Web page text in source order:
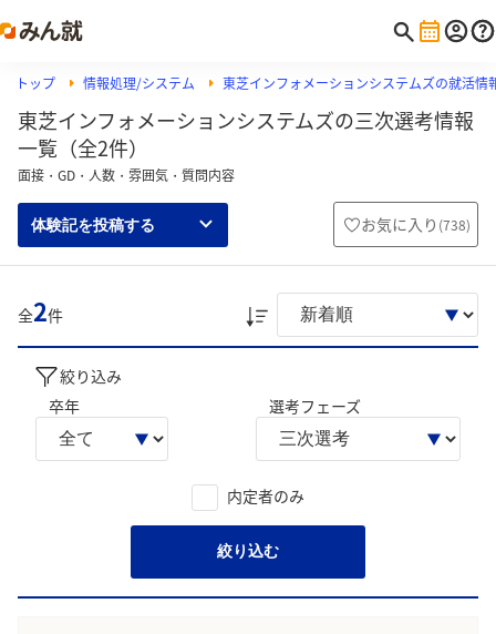
トップ 情報処理/システム 東芝インフォメーションシステムズの就活情
東芝インフォメーションシステムズの三次選考情報
一覧（全2件）
面接・GD・人数・雰囲気・質問内容
体験記を投稿する お気に入り (738)
全2件
絞り込み
卒年
選考フェーズ
内定者のみ
絞り込む